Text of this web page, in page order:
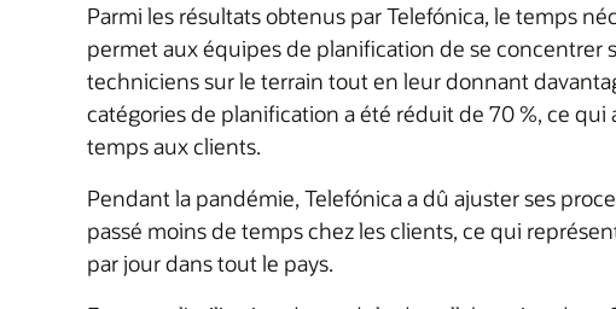
Parmi les résultats obtenus par Telefónica, le temps
permet aux équipes de planification de se concentrer
techniciens sur le terrain tout en leur donnant
catégories de planification a été réduit de 70 %, ce
temps aux clients.
Pendant la pandémie, Telefónica a dû ajuster ses
passé moins de temps chez les clients, ce qui
par jour dans tout le pays.